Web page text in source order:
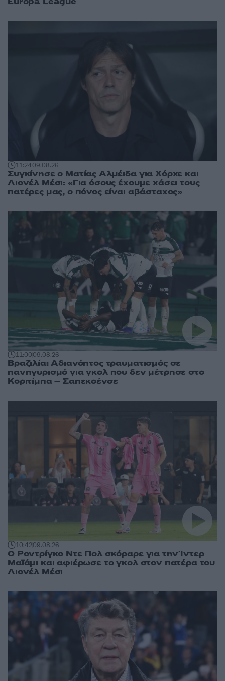
11:2409.08.26
Συγκίνησε ο Ματίας Αλμέιδα για Χόρχε και
Λιονέλ Μέσι: «Για όσους έχουμε χάσει τους
πατέρες μας, ο πόνος είναι αβάσταχος»
11:0009.08.26
Βραζιλία: Αδιανόητος τραυματισμός σε
πανηγυρισμό για γκολ που δεν μέτρησε στο
Κοριτίμπα – Σαπεκοένσε
10:4209.08.26
Ο Ροντρίγκο Ντε Πολ σκόραρε για την Ίντερ
Μαϊάμι και αφιέρωσε το γκολ στον πατέρα του
Λιονέλ Μέσι